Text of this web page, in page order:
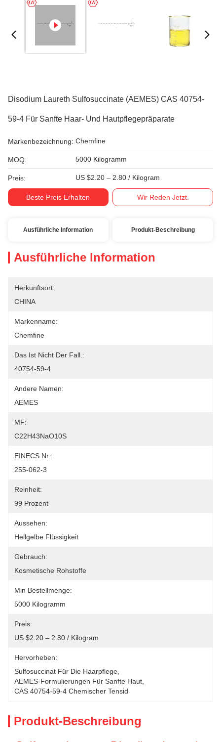
Disodium Laureth Sulfosuccinate (AEMES) CAS 40754-
59-4 Für Sanfte Haar- Und Hautpflegepräparate
Markenbezeichnung: Chemfine
MOQ: 5000 Kilogramm
Preis: US $2.20 – 2.80 / Kilogram
Beste Preis Erhalten Wir Reden Jetzt.
Ausführliche Information Produkt-Beschreibung
Ausführliche Information
Herkunftsort:
CHINA
Markenname:
Chemfine
Das Ist Nicht Der Fall.:
40754-59-4
Andere Namen:
AEMES
MF:
C22H43NaO10S
EINECS Nr.:
255-062-3
Reinheit:
99 Prozent
Aussehen:
Hellgelbe Flüssigkeit
Gebrauch:
Kosmetische Rohstoffe
Min Bestellmenge:
5000 Kilogramm
Preis:
US $2.20 – 2.80 / Kilogram
Hervorheben:
Sulfosuccinat Für Die Haarpflege
AEMES-Formulierungen Für Sanfte Haut
CAS 40754-59-4 Chemischer Tensid
Produkt-Beschreibung